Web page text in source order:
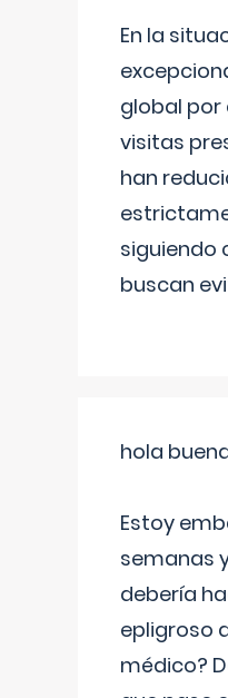
En la
global por
visitas
han
siguiendo
buscan
hola
Estoy
semanas
debería
epligroso
médico?